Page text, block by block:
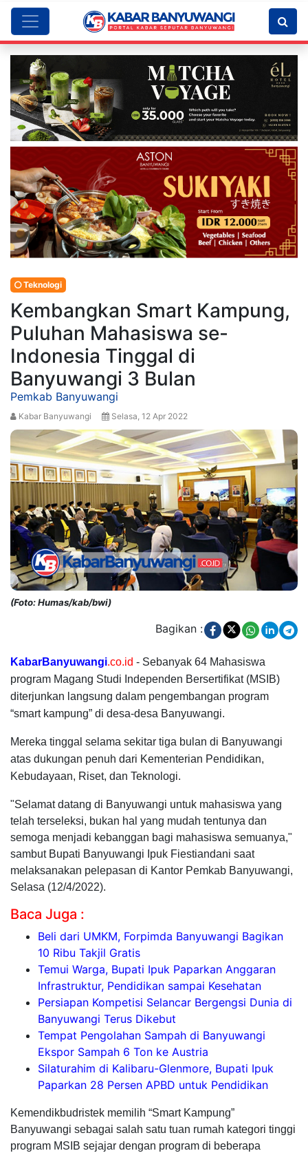
Teknologi
Kembangkan Smart Kampung,
Puluhan Mahasiswa se-
Indonesia Tinggal di
Banyuwangi 3 Bulan
Pemkab Banyuwangi
Kabar Banyuwangi Selasa, 12 Apr 2022
(Foto: Humas/kab/bwi)
Bagikan :
KabarBanyuwangi.co.id - Sebanyak 64 Mahasiswa
program Magang Studi Independen Bersertifikat (MSIB)
diterjunkan langsung dalam pengembangan program
“smart kampung” di desa-desa Banyuwangi.
Mereka tinggal selama sekitar tiga bulan di Banyuwangi
atas dukungan penuh dari Kementerian Pendidikan,
Kebudayaan, Riset, dan Teknologi.
"Selamat datang di Banyuwangi untuk mahasiswa yang
telah terseleksi, bukan hal yang mudah tentunya dan
semoga menjadi kebanggan bagi mahasiswa semuanya,"
sambut Bupati Banyuwangi Ipuk Fiestiandani saat
melaksanakan pelepasan di Kantor Pemkab Banyuwangi,
Selasa (12/4/2022).
Baca Juga :
Beli dari UMKM, Forpimda Banyuwangi Bagikan
10 Ribu Takjil Gratis
Temui Warga, Bupati Ipuk Paparkan Anggaran
Infrastruktur, Pendidikan sampai Kesehatan
Persiapan Kompetisi Selancar Bergengsi Dunia di
Banyuwangi Terus Dikebut
Tempat Pengolahan Sampah di Banyuwangi
Ekspor Sampah 6 Ton ke Austria
Silaturahim di Kalibaru-Glenmore, Bupati Ipuk
Paparkan 28 Persen APBD untuk Pendidikan
Kemendikbudristek memilih “Smart Kampung”
Banyuwangi sebagai salah satu tuan rumah kategori tinggi
program MSIB sejajar dengan program di beberapa